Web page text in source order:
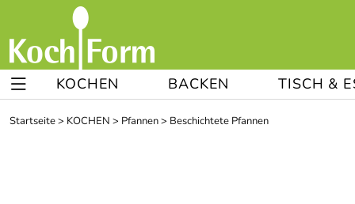
KOCHEN BACKEN TISCH &
Startseite> KOCHEN > Pfannen> Beschichtete Pfannen